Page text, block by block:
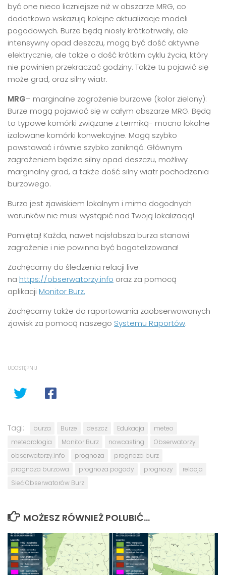
być one nieco liczniejsze niż w obszarze MRG, co
dodatkowo wskazują kolejne aktualizacje modeli
pogodowych. Burze będą niosły krótkotrwały, ale
intensywny opad deszczu, mogą być dość aktywne
elektrycznie, ale także o dość krótkim cyklu życia, który
nie powinien przekraczać godziny. Także tu pojawić się
może grad, oraz silny wiatr.
MRG– marginalne zagrożenie burzowe (kolor zielony):
Burze mogą pojawiać się w całym obszarze MRG. Będą
to typowe komórki związane z termiką- mocno lokalne
izolowane komórki konwekcyjne. Mogą szybko
powstawać i równie szybko zaniknąć. Głównym
zagrożeniem będzie silny opad deszczu, możliwy
marginalny grad, a także dość silny wiatr pochodzenia
burzowego.
Burza jest zjawiskiem lokalnym i mimo dogodnych
warunków nie musi wystąpić nad Twoją lokalizacją!
Pamiętaj! Każda, nawet najsłabsza burza stanowi
zagrożenie i nie powinna być bagatelizowana!
Zachęcamy do śledzenia relacji live
na https://obserwatorzy.info oraz za pomocą
aplikacji Monitor Burz.
Zachęcamy także do raportowania zaobserwowanych
zjawisk za pomocą naszego Systemu Raportów.
UDOSTĘPNIJ
Tagi: burza Burze deszcz Edukacja
meteo
meteorologia
Monitor Burz nowcasting
Obserwatorzy
obserwatorzy.info
prognoza
prognoza burz
prognoza burzowa
prognoza pogody prognozy
relacja
Sieć Obserwatorów Burz
MOŻESZ RÓWNIEŻ POLUBIĆ…